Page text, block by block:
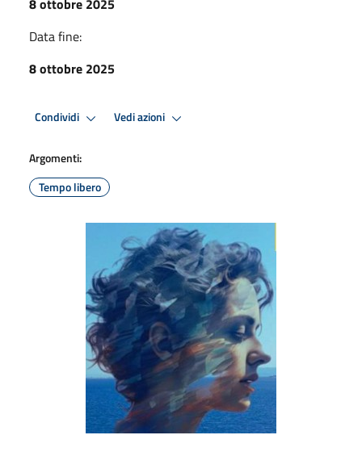
Data fine:
8 ottobre 2025
Condividi Vedi azioni
Argomenti:
Tempo libero